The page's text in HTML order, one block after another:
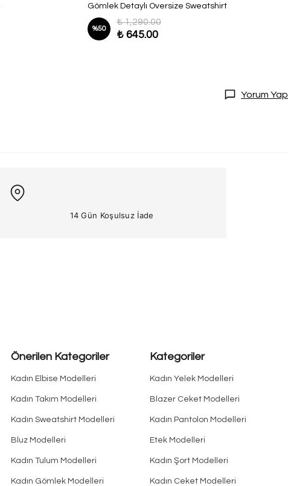
Gömlek Detaylı Oversize Sweatshirt
%50
₺ 1,290.00
₺ 645.00
Yorum Yap
14 Gün Koşulsuz İade
Önerilen Kategoriler
Kadın Elbise Modelleri
Kadın Takım Modelleri
Kadın Sweatshirt Modelleri
Bluz Modelleri
Kadın Tulum Modelleri
Kadın Gömlek Modelleri
Kategoriler
Kadın Yelek Modelleri
Blazer Ceket Modelleri
Kadın Pantolon Modelleri
Etek Modelleri
Kadın Şort Modelleri
Kadın Ceket Modelleri